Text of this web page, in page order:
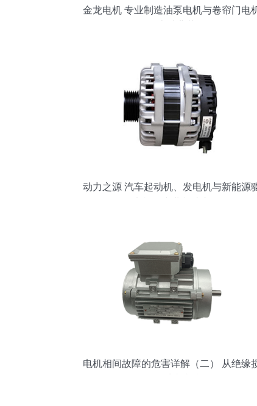
金龙电机 专业制造油泵电机与卷帘门电
动力之源 汽车起动机、发电机与新能源
电机相间故障的危害详解（二） 从绝缘